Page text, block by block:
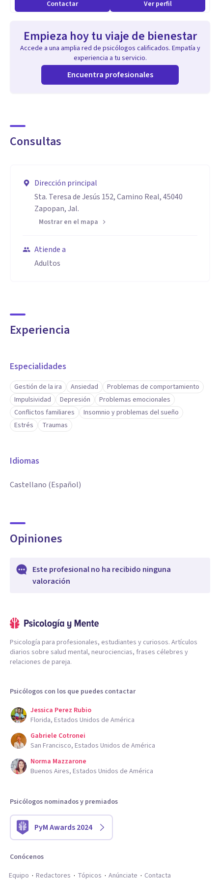
está llamando a sanar.
Especialidad
Licenciada en psicología clínica y de la salud
Maestra en psicología de la salud
Especialista en psicotraumatología y somatización
Contactar Ver perfil
Empieza hoy tu viaje de bienestar
Accede a una amplia red de psicólogos calificados. Empatía y
experiencia a tu servicio.
Encuentra profesionales
Consultas
Dirección principal
Sta. Teresa de Jesús 152, Camino Real, 45040
Zapopan, Jal.
Mostrar en el mapa
Atiende a
Adultos
Experiencia
Especialidades
Gestión de la ira Ansiedad
Problemas de comportamiento
Impulsividad
Depresión
Problemas emocionales
Conflictos familiares
Insomnio y problemas del sueño
Estrés
Traumas
Idiomas
Castellano (Español)
Opiniones
Este profesional no ha recibido ninguna
valoración
Psicología para profesionales, estudiantes y curiosos. Artículos
diarios sobre salud mental, neurociencias, frases célebres y
relaciones de pareja.
Psicólogos con los que puedes contactar
Jessica Perez Rubio
Florida, Estados Unidos de América
Gabriele Cotronei
San Francisco, Estados Unidos de América
Norma Mazzarone
Buenos Aires, Estados Unidos de América
Psicólogos nominados y premiados
PyM Awards 2024
Conócenos
Equipo
Redactores Tópicos Anúnciate Contacta